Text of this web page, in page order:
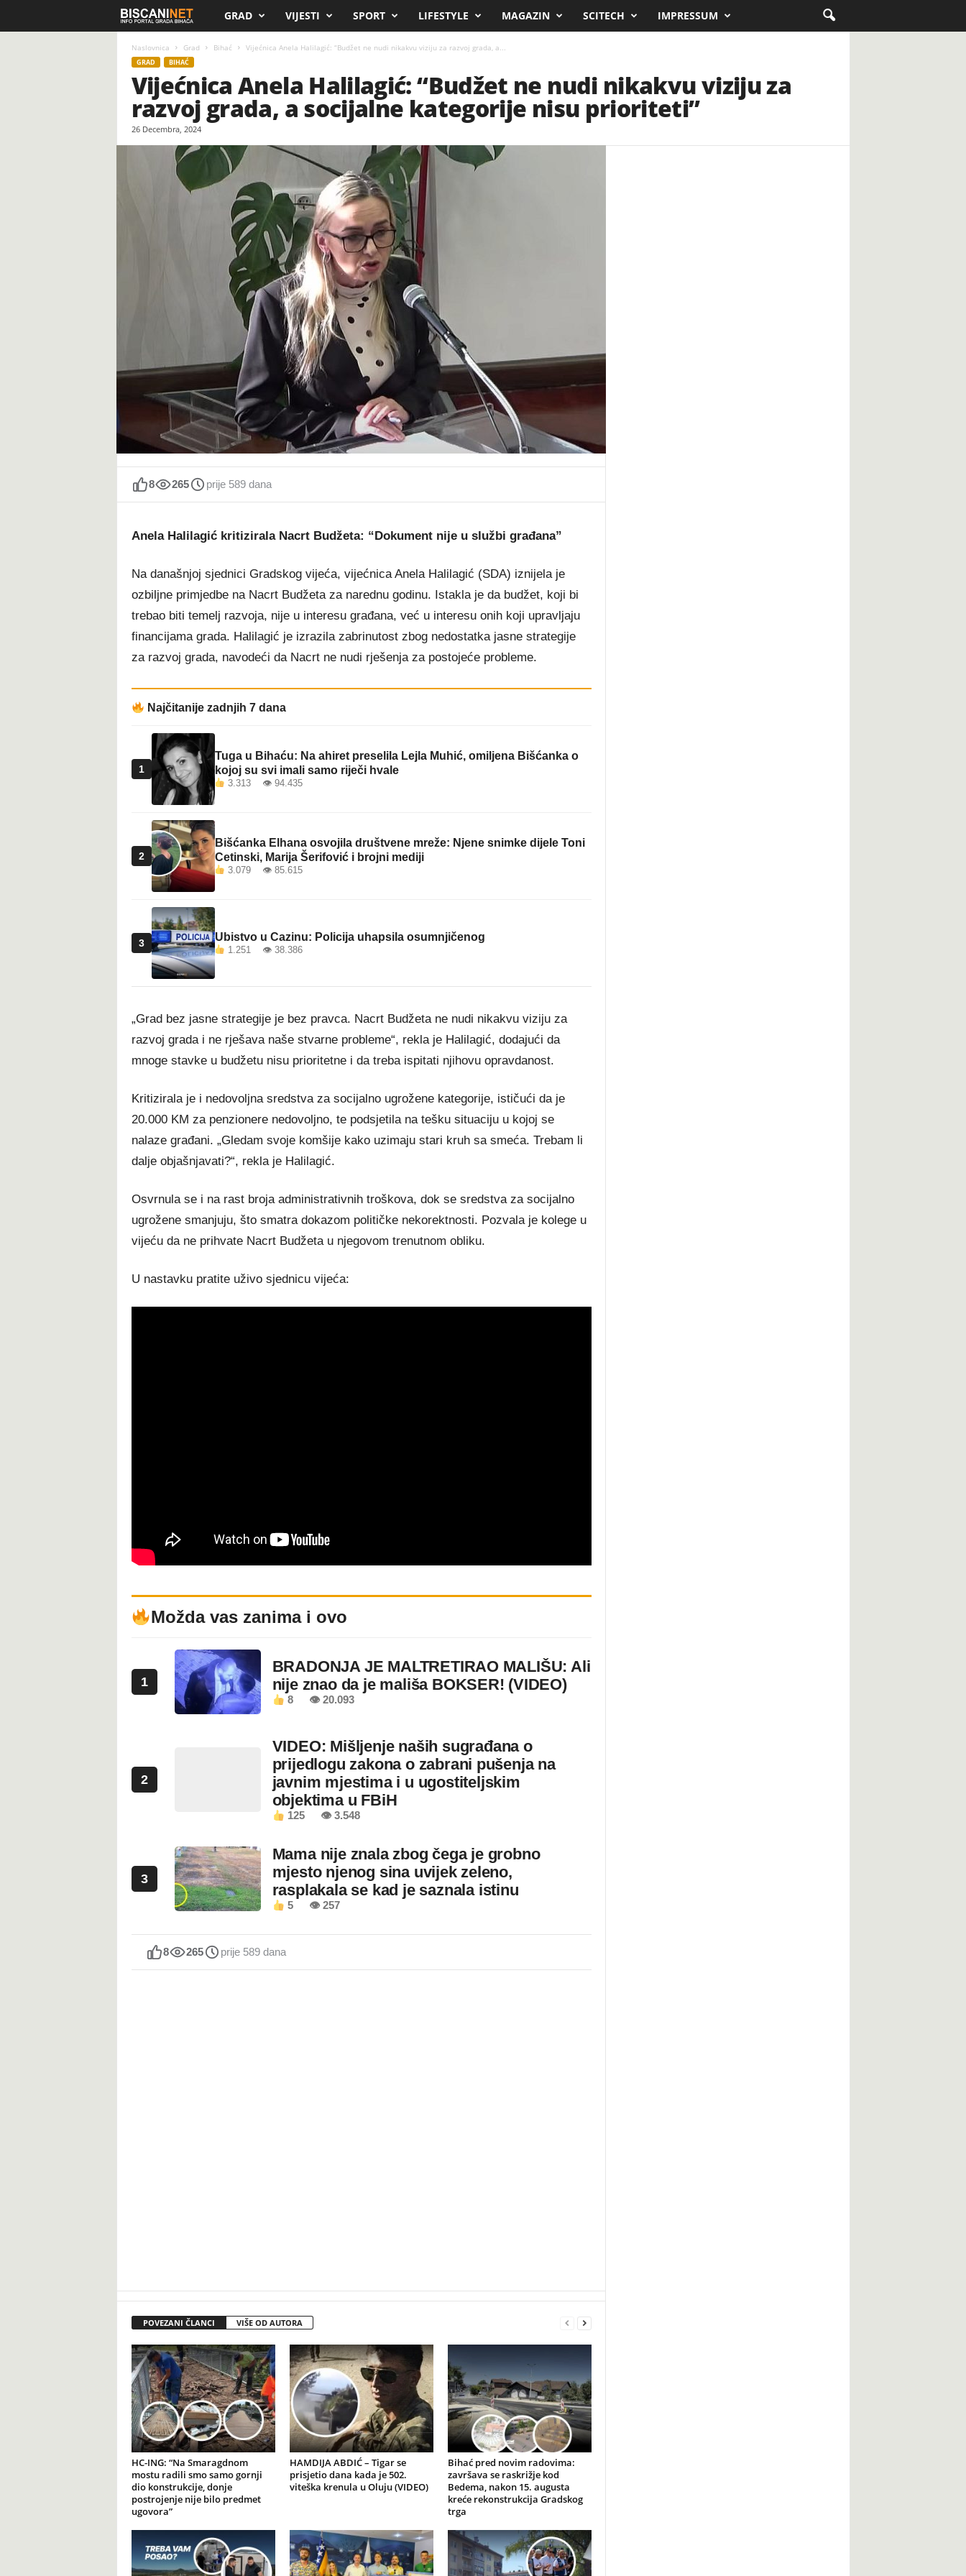
i
c
GRAD VIJESTI SPORT LIFESTYLE MAGAZIN SCITECH IMPRESSUM
Naslovnica Grad Bihać Vijećnica Anela Halilagić: “Budžet ne nudi nikakvu viziju za razvoj grada, a...
GRAD BIHAĆ
Vijećnica Anela Halilagić: “Budžet ne nudi nikakvu viziju za
razvoj grada, a socijalne kategorije nisu prioriteti”
26 Decembra, 2024
8 265 prije 589 dana
Anela Halilagić kritizirala Nacrt Budžeta: “Dokument nije u službi građana”
Na današnjoj sjednici Gradskog vijeća, vijećnica Anela Halilagić (SDA) iznijela je
ozbiljne primjedbe na Nacrt Budžeta za narednu godinu. Istakla je da budžet, koji bi
trebao biti temelj razvoja, nije u interesu građana, već u interesu onih koji upravljaju
financijama grada. Halilagić je izrazila zabrinutost zbog nedostatka jasne strategije
za razvoj grada, navodeći da Nacrt ne nudi rješenja za postojeće probleme.
Najčitanije zadnjih 7 dana
1
Tuga u Bihaću: Na ahiret preselila Lejla Muhić, omiljena Bišćanka o
kojoj su svi imali samo riječi hvale
3.313 👁 94.435
2
Bišćanka Elhana osvojila društvene mreže: Njene snimke dijele Toni
Cetinski, Marija Šerifović i brojni mediji
3.079 👁 85.615
3 Ubistvo u Cazinu: Policija uhapsila osumnjičenog
1.251 👁 38.386
„Grad bez jasne strategije je bez pravca. Nacrt Budžeta ne nudi nikakvu viziju za
razvoj grada i ne rješava naše stvarne probleme“, rekla je Halilagić, dodajući da
mnoge stavke u budžetu nisu prioritetne i da treba ispitati njihovu opravdanost.
Kritizirala je i nedovoljna sredstva za socijalno ugrožene kategorije, ističući da je
20.000 KM za penzionere nedovoljno, te podsjetila na tešku situaciju u kojoj se
nalaze građani. „Gledam svoje komšije kako uzimaju stari kruh sa smeća. Trebam li
dalje objašnjavati?“, rekla je Halilagić.
Osvrnula se i na rast broja administrativnih troškova, dok se sredstva za socijalno
ugrožene smanjuju, što smatra dokazom političke nekorektnosti. Pozvala je kolege u
vijeću da ne prihvate Nacrt Budžeta u njegovom trenutnom obliku.
U nastavku pratite uživo sjednicu vijeća:
Možda vas zanima i ovo
1
BRADONJA JE MALTRETIRAO MALIŠU: Ali
nije znao da je mališa BOKSER! (VIDEO)
8 👁 20.093
2
VIDEO: Mišljenje naših sugrađana o
prijedlogu zakona o zabrani pušenja na
javnim mjestima i u ugostiteljskim
objektima u FBiH
125 👁 3.548
3
Mama nije znala zbog čega je grobno
mjesto njenog sina uvijek zeleno,
rasplakala se kad je saznala istinu
5 👁 257
8 265 prije 589 dana
POVEZANI ČLANCI VIŠE OD AUTORA
HC-ING: “Na Smaragdnom
mostu radili smo samo gornji
dio konstrukcije, donje
postrojenje nije bilo predmet
ugovora”
HAMDIJA ABDIĆ – Tigar se
prisjetio dana kada je 502.
viteška krenula u Oluju (VIDEO)
Bihać pred novim radovima:
završava se raskrižje kod
Bedema, nakon 15. augusta
kreće rekonstrukcija Gradskog
trga